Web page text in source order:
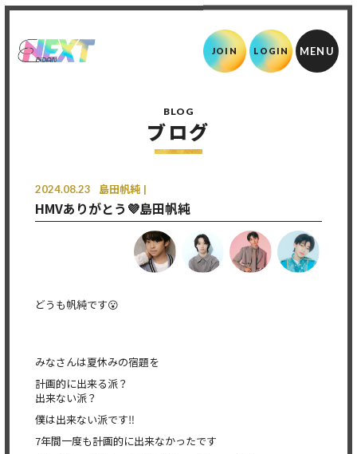
JOIN LOGIN
BLOG
ブログ
2024.08.23 島田帆純
HMVありがとう💜島田帆純
どうも帆純です😮
みなさんは夏休みの宿題を
計画的に出来る派？
出来ない派？
僕は出来ない派です‼️
7年間一度も計画的に出来なかったです